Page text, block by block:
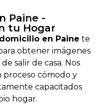
Paine -
tu Hogar
en Paine te
obtener imágenes
salir de casa. Nos
cómodo y
capacitados
hogar.